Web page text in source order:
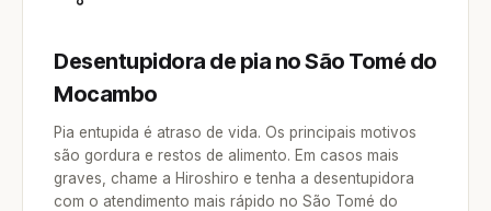
Desentupidora de pia no São Tomé do
Mocambo
Pia entupida é atraso de vida. Os principais motivos
são gordura e restos de alimento. Em casos mais
graves, chame a Hiroshiro e tenha a desentupidora
com o atendimento mais rápido no São Tomé do